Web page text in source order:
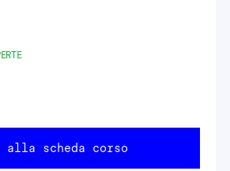
alla scheda corso